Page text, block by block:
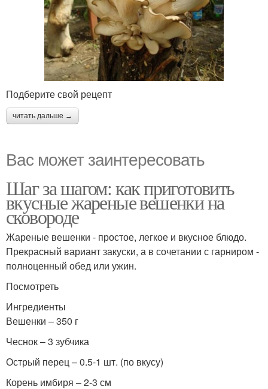
Подберите свой рецепт
читать дальше →
Вас может заинтересовать
Шаг за шагом: как приготовить
вкусные жареные вешенки на
сковороде
Жареные вешенки - простое, легкое и вкусное блюдо.
Прекрасный вариант закуски, а в сочетании с гарниром -
полноценный обед или ужин.
Посмотреть
Ингредиенты
Вешенки – 350 г
Чеснок – 3 зубчика
Острый перец – 0.5-1 шт. (по вкусу)
Корень имбиря – 2-3 см